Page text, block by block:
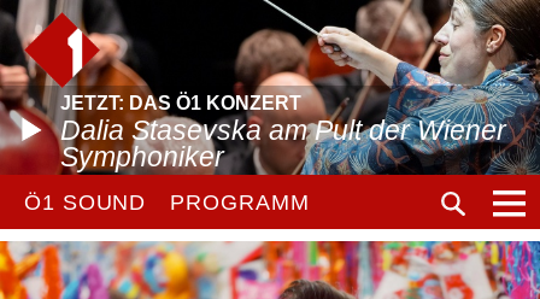
JETZT: DAS Ö1 KONZERT
Dalia Stasevska am Pult der Wiener
Symphoniker
Ö1 SOUND PROGRAMM